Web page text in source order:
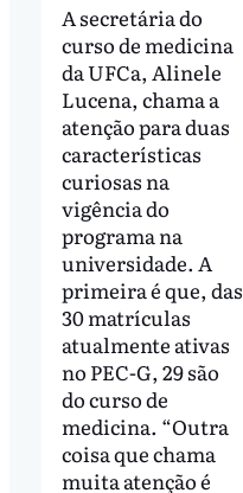
A secretária do
curso de medicina
da UFCa, Alinele
Lucena, chama a
atenção para duas
características
curiosas na
vigência do
programa na
universidade. A
primeira é que, das
30 matrículas
atualmente ativas
no PEC-G, 29 são
do curso de
medicina. “Outra
coisa que chama
muita atenção é